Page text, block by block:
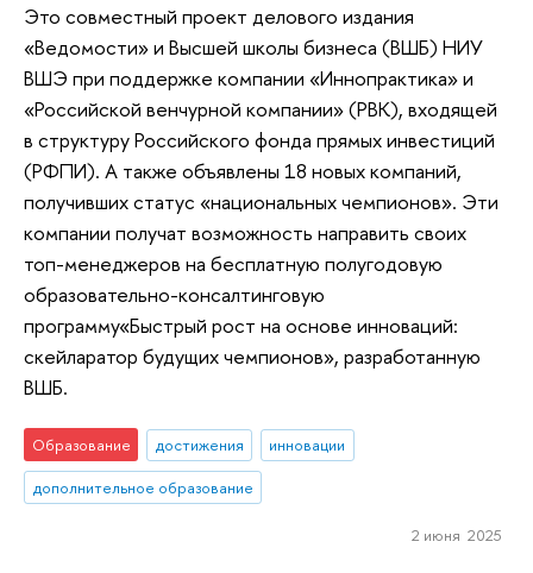
Это совместный проект делового издания
«Ведомости» и Высшей школы бизнеса (ВШБ) НИУ
ВШЭ при поддержке компании «Иннопрактика» и
«Российской венчурной компании» (РВК), входящей
в структуру Российского фонда прямых инвестиций
(РФПИ). А также объявлены 18 новых компаний,
получивших статус «национальных чемпионов». Эти
компании получат возможность направить своих
топ-менеджеров на бесплатную полугодовую
образовательно-консалтинговую
программу«Быстрый рост на основе инноваций:
скейларатор будущих чемпионов», разработанную
ВШБ.
Образование достижения
инновации
дополнительное образование
2 июня 2025